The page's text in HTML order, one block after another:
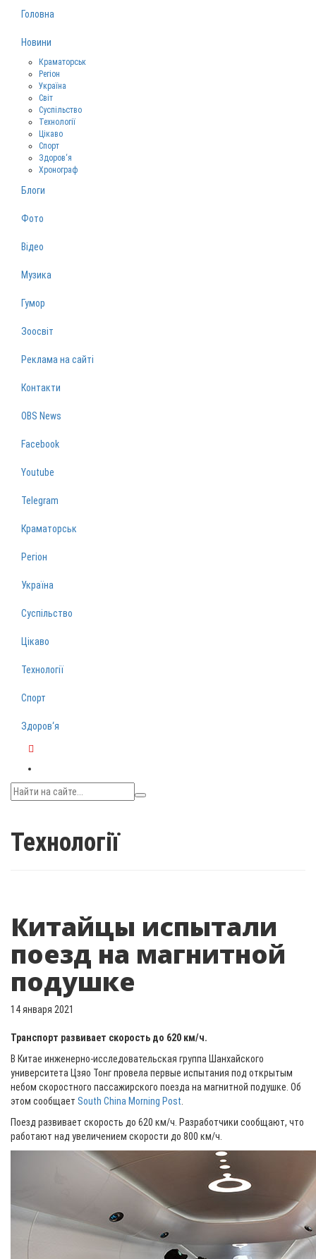
Головна
Новини
Краматорськ
Регіон
Україна
Світ
Суспільство
Технології
Цікаво
Спорт
Здоров‘я
Хронограф
Блоги
Фото
Відео
Музика
Гумор
Зоосвіт
Реклама на сайті
Контакти
OBS News
Facebook
Youtube
Telegram
Краматорськ
Регіон
Україна
Суспільство
Цікаво
Технології
Спорт
Здоров‘я
Технології
Китайцы испытали
поезд на магнитной
подушке
14 января 2021
Транспорт развивает скорость до 620 км/ч.
В Китае инженерно-исследовательская группа Шанхайского
университета Цзяо Тонг провела первые испытания под открытым
небом скоростного пассажирского поезда на магнитной подушке. Об
этом сообщает South China Morning Post
Поезд развивает скорость до 620 км/ч. Разработчики сообщают, что
работают над увеличением скорости до 800 км/ч.